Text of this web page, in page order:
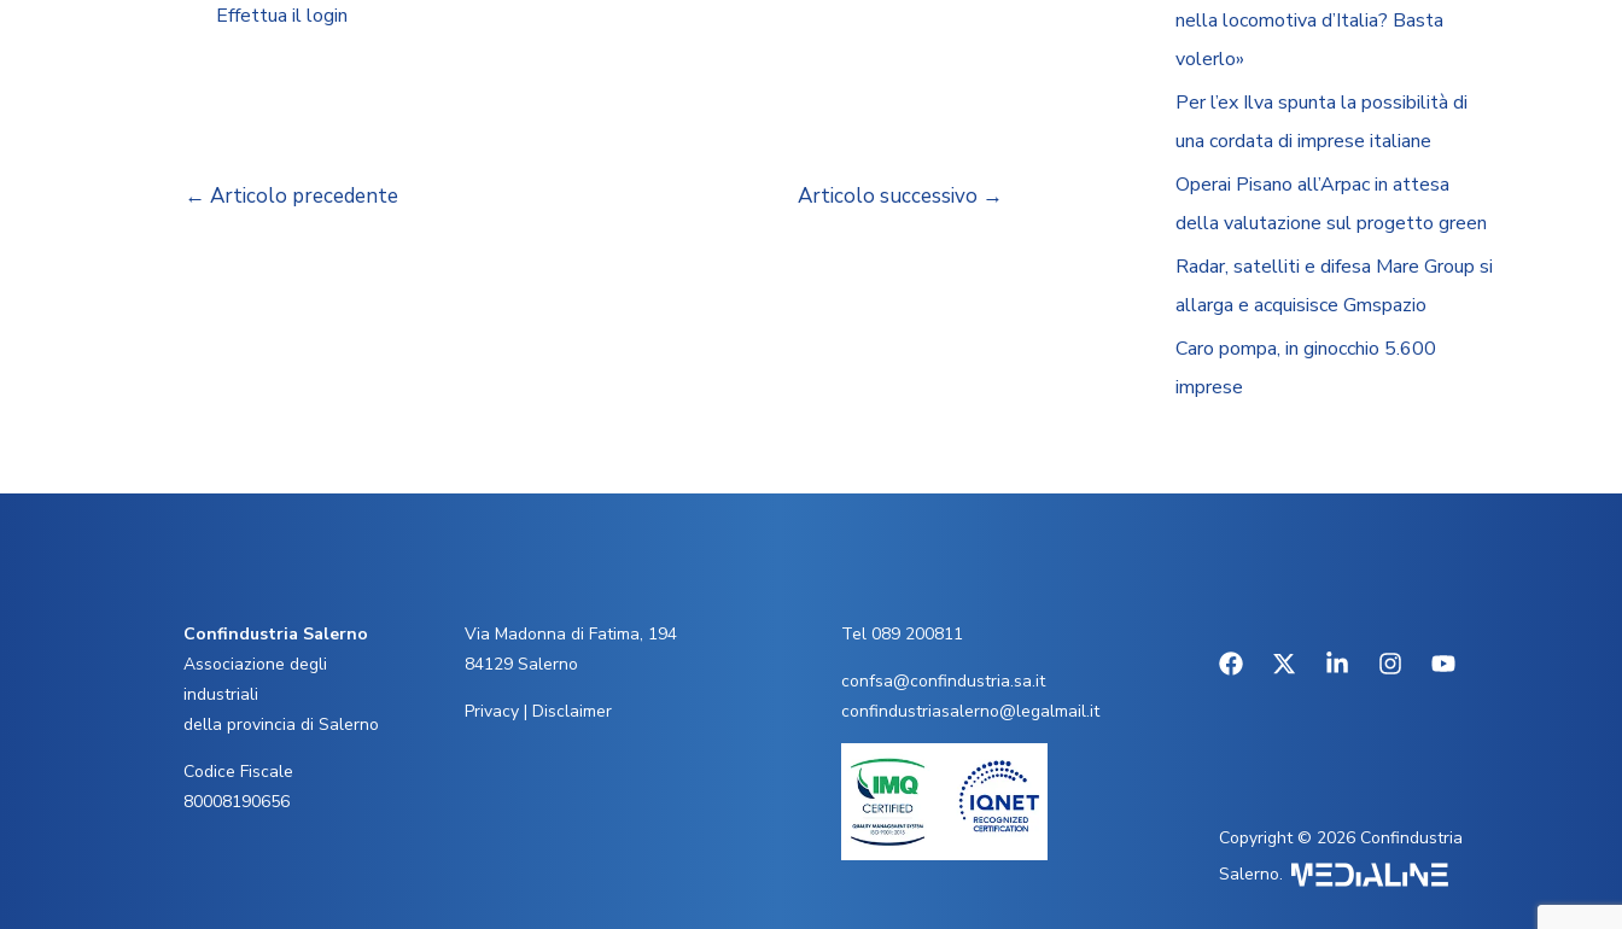
Effettua il login
← Articolo precedente Articolo successivo →
nella locomotiva d’Italia? Basta
volerlo»
Per l’ex Ilva spunta la possibilità di
una cordata di imprese italiane
Operai Pisano all’Arpac in attesa
della valutazione sul progetto green
Radar, satelliti e difesa Mare Group si
allarga e acquisisce Gmspazio
Caro pompa, in ginocchio 5.600
imprese
Confindustria Salerno
Associazione degli
industriali
della provincia di Salerno
Codice Fiscale
80008190656
Via Madonna di Fatima, 194
84129 Salerno
Privacy| Disclaimer
Tel 089 200811
confsa@confindustria.sa.it
confindustriasalerno@legalmail.it
Copyright © 2026 Confindustria
Salerno.